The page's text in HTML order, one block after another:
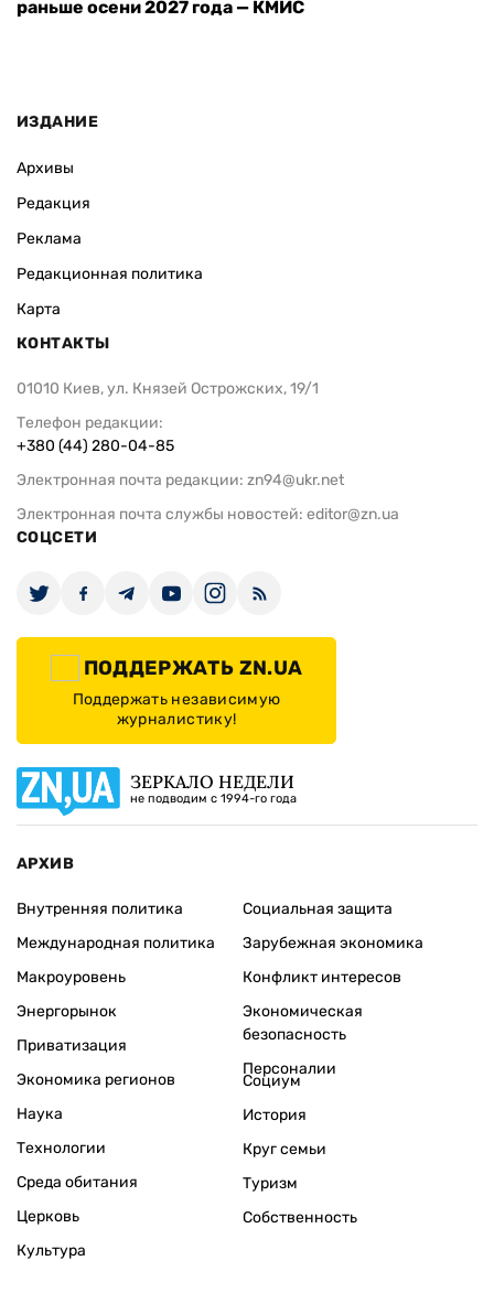
раньше осени 2027 года — КМИС
ИЗДАНИЕ
Архивы
Редакция
Реклама
Редакционная политика
Карта
КОНТАКТЫ
01010 Киев, ул. Князей Острожских, 19/1
Телефон редакции:
+380 (44) 280-04-85
Электронная почта редакции: zn94@ukr.net
Электронная почта службы новостей: editor@zn.ua
СОЦСЕТИ
ПОДДЕРЖАТЬ ZN.UA
Поддержать независимую
журналистику!
ЗЕРКАЛО НЕДЕЛИ
не подводим с 1994-го года
АРХИВ
Внутренняя политика
Международная политика
Макроуровень
Энергорынок
Приватизация
Экономика регионов
Социальная защита
Зарубежная экономика
Конфликт интересов
Экономическая
безопасность
Персоналии
Наука
Технологии
Среда обитания
Церковь
Культура
Социум
История
Круг семьи
Туризм
Собственность